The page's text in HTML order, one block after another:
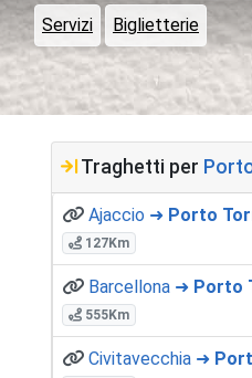
Servizi Biglietterie
Traghetti per
Ajaccio ➜ Porto
127Km
Barcellona ➜ Porto
555Km
Civitavecchia ➜